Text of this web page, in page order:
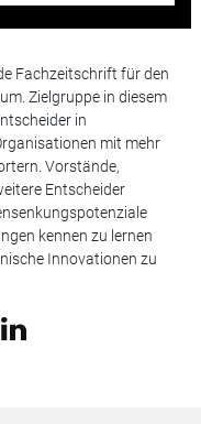
Fachzeitschrift für den
Zielgruppe in diesem
in
mit mehr
Vorstände,
Entscheider
kennen zu lernen
Innovationen zu